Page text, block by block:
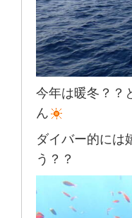
今年は暖冬？？
ん
ダイバー的には
う？？